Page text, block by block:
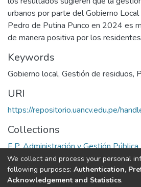
urbanos por parte del Gobierno
Pedro de Putina Punco en 2024 es
de manera positiva por los
Keywords
Gobierno local, Gestión de residuos,
URI
https://repositorio.uancv.edu.pe/
Collections
E.P. Administración y Gestión Pública
Full item page
We collect and process your personal
following purposes: Authentication,
Acknowledgement and Statistics.